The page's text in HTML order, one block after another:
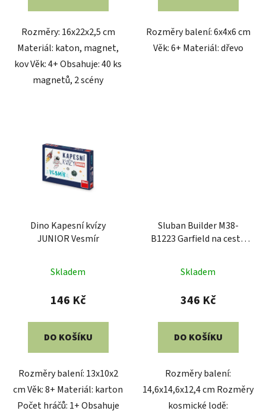
Rozměry: 16x22x2,5 cm
Materiál: katon, magnet,
kov Věk: 4+ Obsahuje: 40 ks
magnetů, 2 scény
Rozměry balení: 6x4x6 cm
Věk: 6+ Materiál: dřevo
Dino Kapesní kvízy
JUNIOR Vesmír
Skladem
146 Kč
DO KOŠÍKU
Rozměry balení: 13x10x2
cm Věk: 8+ Materiál: karton
Počet hráčů: 1+ Obsahuje
Sluban Builder M38-
B1223 Garfield na cestě
Skladem
346 Kč
DO KOŠÍKU
Rozměry balení:
14,6x14,6x12,4 cm Rozměry
kosmické lodě: